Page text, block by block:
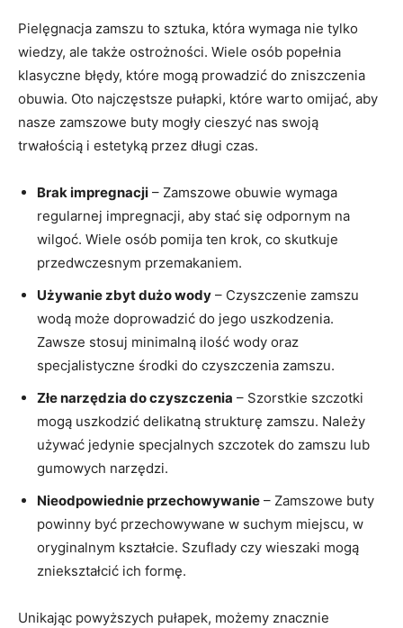
Pielęgnacja zamszu to sztuka, która wymaga nie tylko
wiedzy, ale także ostrożności. Wiele osób popełnia
klasyczne błędy, które mogą prowadzić do zniszczenia
obuwia. Oto najczęstsze pułapki, które warto omijać, aby
nasze zamszowe buty mogły cieszyć nas swoją
trwałością i estetyką przez długi czas.
Brak impregnacji – Zamszowe obuwie wymaga
regularnej impregnacji, aby stać się odpornym na
wilgoć. Wiele osób pomija ten krok, co skutkuje
przedwczesnym przemakaniem.
Używanie zbyt dużo wody – Czyszczenie zamszu
wodą może doprowadzić do jego uszkodzenia.
Zawsze stosuj minimalną ilość wody oraz
specjalistyczne środki do czyszczenia zamszu.
Złe narzędzia do czyszczenia – Szorstkie szczotki
mogą uszkodzić delikatną strukturę zamszu. Należy
używać jedynie specjalnych szczotek do zamszu lub
gumowych narzędzi.
Nieodpowiednie przechowywanie – Zamszowe buty
powinny być przechowywane w suchym miejscu, w
oryginalnym kształcie. Szuflady czy wieszaki mogą
zniekształcić ich formę.
Unikając powyższych pułapek, możemy znacznie